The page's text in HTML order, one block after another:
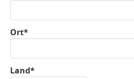
Ort*
Land*